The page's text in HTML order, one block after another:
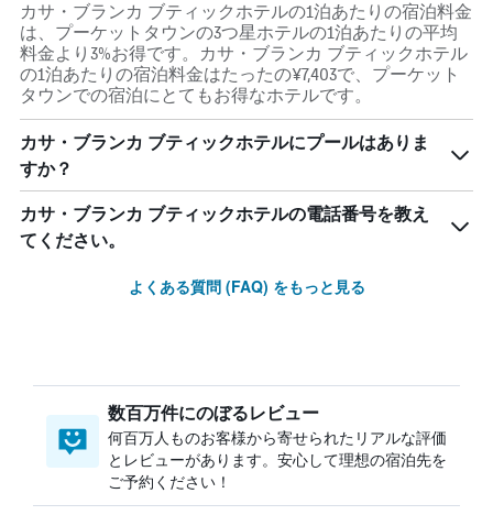
カサ・ブランカ ブティックホテルの1泊あたりの宿泊料金
は、プーケットタウンの3つ星ホテルの1泊あたりの平均
料金より3%お得です。カサ・ブランカ ブティックホテル
の1泊あたりの宿泊料金はたったの¥7,403で、プーケット
タウンでの宿泊にとてもお得なホテルです。
カサ・ブランカ ブティックホテルにプールはありま
すか？
カサ・ブランカ ブティックホテルの電話番号を教え
てください。
よくある質問 (FAQ) をもっと見る
数百万件にのぼるレビュー
何百万人ものお客様から寄せられたリアルな評価
とレビューがあります。安心して理想の宿泊先を
ご予約ください！